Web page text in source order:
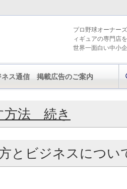
方法 続き
とビジネスについ
プロ野球オーナー
ィギュアの専門店
世界一面白い中小
ネス通信 掲載広告のご案内